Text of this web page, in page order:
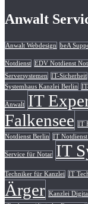
Anwalt
Anwalt Webdesign beA
Notdienst EDV Notdienst
Serversystemen
IT-Sicherheit
Systemhaus Kanzlei Berlin
Anwalt IT
Falkensee
IT
Notdienst Berlin
IT Notdienst
Service für Notar IT
Techniker für Kanzlei IT
Ärger Kanzlei